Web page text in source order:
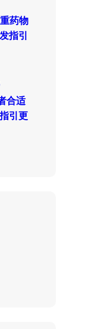
药物
指引
合适
引更